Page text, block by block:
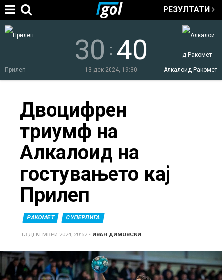
РЕЗУЛТАТИ
Прилеп Алкалоид Ракомет
30 : 40
13 дек 2024, 19:30
here
Двоцифрен
триумф на
Алкалоид на
гостувањето кај
Прилеп
РАКОМЕТ СУПЕРЛИГА
13 ДЕКЕМВРИ 2024, 20:52• ИВАН ДИМОВСКИ